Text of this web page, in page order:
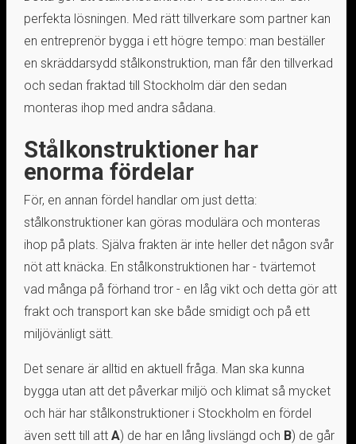
perfekta lösningen. Med rätt tillverkare som partner kan
en entreprenör bygga i ett högre tempo: man beställer
en skräddarsydd stålkonstruktion, man får den tillverkad
och sedan fraktad till Stockholm där den sedan
monteras ihop med andra sådana.
Stålkonstruktioner har
enorma fördelar
För, en annan fördel handlar om just detta:
stålkonstruktioner kan göras modulära och monteras
ihop på plats. Själva frakten är inte heller det någon svår
nöt att knäcka. En stålkonstruktionen har - tvärtemot
vad många på förhand tror - en låg vikt och detta gör att
frakt och transport kan ske både smidigt och på ett
miljövänligt sätt.
Det senare är alltid en aktuell fråga. Man ska kunna
bygga utan att det påverkar miljö och klimat så mycket
och här har stålkonstruktioner i Stockholm en fördel
även sett till att A) de har en lång livslängd och B) de går